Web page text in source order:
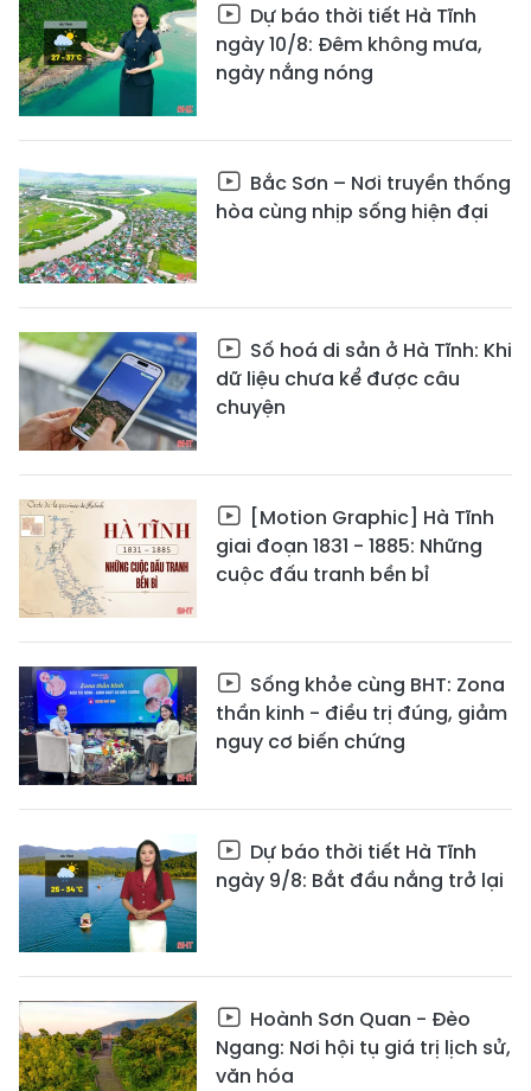
Dự báo thời tiết Hà Tĩnh
ngày 10/8: Đêm không mưa,
ngày nắng nóng
Bắc Sơn – Nơi truyền thống
hòa cùng nhịp sống hiện đại
Số hoá di sản ở Hà Tĩnh: Khi
dữ liệu chưa kể được câu
chuyện
[Motion Graphic] Hà Tĩnh
giai đoạn 1831 - 1885: Những
cuộc đấu tranh bền bỉ
Sống khỏe cùng BHT: Zona
thần kinh - điều trị đúng, giảm
nguy cơ biến chứng
Dự báo thời tiết Hà Tĩnh
ngày 9/8: Bắt đầu nắng trở lại
Hoành Sơn Quan - Đèo
Ngang: Nơi hội tụ giá trị lịch sử,
văn hóa